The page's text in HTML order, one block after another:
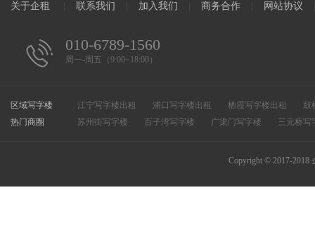
关于企租 联系我们 加入我们 商务合作 网站协议
010-6789-1560
周一-周五（9:00~18:00）
区域写字楼 江宁写字楼出租 浦口写字楼出租 栖霞写字楼出租
鼓
溧水写字楼出租
滨江开发区写字楼出租 高淳写字楼出租
热门商圈 苏州街写字楼 百子湾写字楼 广渠门写字楼
三元桥写
知春路写字楼
中关村
四惠写字楼
建国门写字楼 东直门写字楼
Copyright © 2017-2018